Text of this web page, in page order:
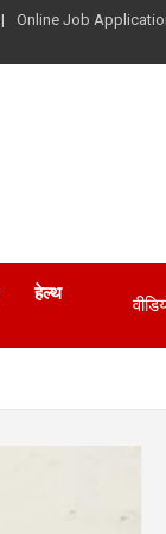
Online Job
हेल्थ